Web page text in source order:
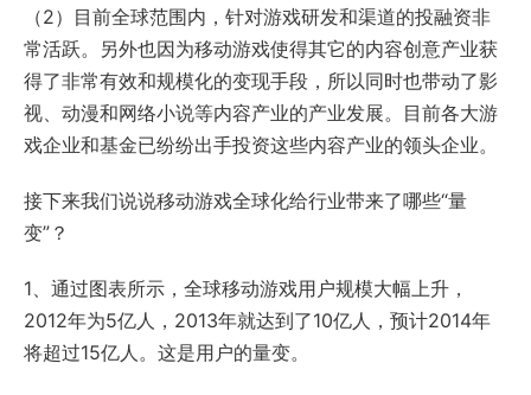
（2）目前全球范围内，针对游戏研发和渠道的投融资非
常活跃。另外也因为移动游戏使得其它的内容创意产业获
得了非常有效和规模化的变现手段，所以同时也带动了影
视、动漫和网络小说等内容产业的产业发展。目前各大游
戏企业和基金已纷纷出手投资这些内容产业的领头企业。
接下来我们说说移动游戏全球化给行业带来了哪些“量
变”？
1、通过图表所示，全球移动游戏用户规模大幅上升，
2012年为5亿人，2013年就达到了10亿人，预计2014年
将超过15亿人。这是用户的量变。